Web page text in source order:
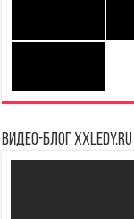
Видео-блог XXLedy.ru